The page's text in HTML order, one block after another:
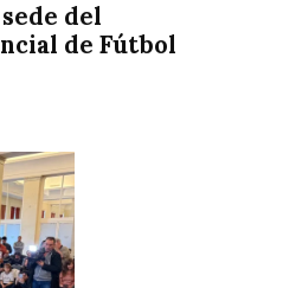
del
de Fútbol